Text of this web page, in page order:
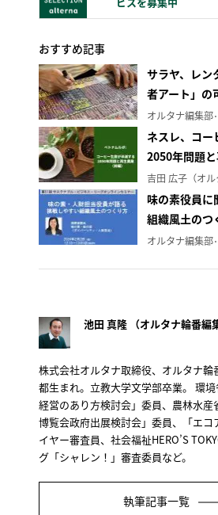
おすすめ記事
サラヤ、レン
者アート」の
オルタナ編集部
ネスレ、コー
2050年問題と
味の素役員に
組織風土のつ
オルタナ編集部
池田 真隆 （オルタナ輪番編
株式会社オルタナ取締役、オルタナ輪
都生まれ。立教大学文学部卒業。 環
経営のあり方検討会」委員、農林水産
博覧会政府出展検討会」委員、「エコ
イヤー審査員、社会福祉HERO’S
グ「シャレン！」審査委員など。
執筆記事一覧